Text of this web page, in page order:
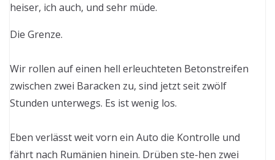
heiser, ich auch, und sehr müde.
Die Grenze.
Wir rollen auf einen hell erleuchteten Betonstreifen
zwischen zwei Baracken zu, sind jetzt seit zwölf
Stunden unterwegs. Es ist wenig los.
Eben verlässt weit vorn ein Auto die Kontrolle und
fährt nach Rumänien hinein. Drüben ste-hen zwei